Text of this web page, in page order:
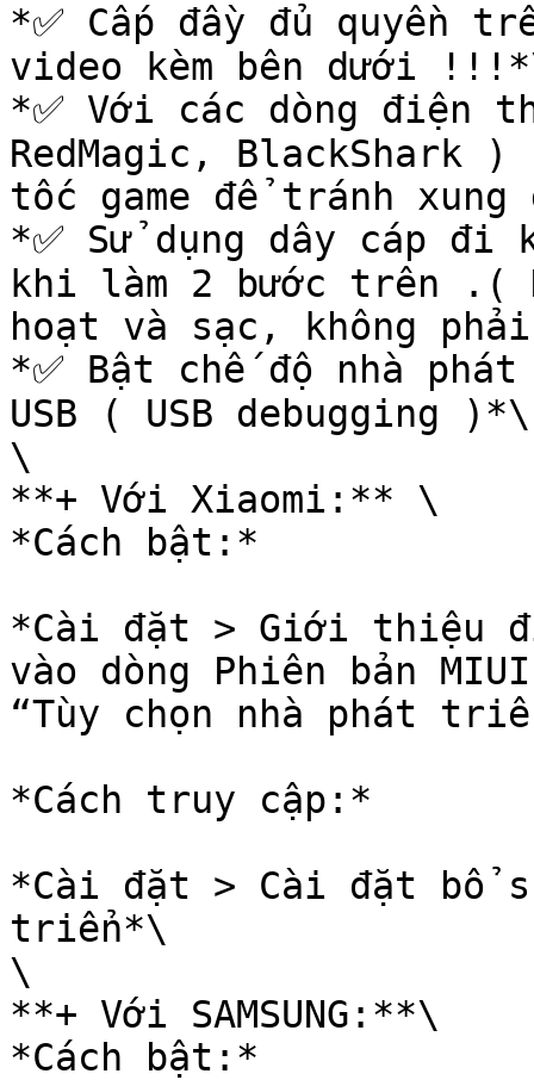
*✅ Cấp đầy đủ quyền
video kèm bên dưới
*✅ Với các dòng điện
RedMagic, BlackShark
tốc game để tránh
*✅ Sử dụng dây cáp đi
khi làm 2 bước trên .(
hoạt và sạc, không
*✅ Bật chế độ nhà
USB ( USB debugging )*\
\
**+ Với Xiaomi:** \
*Cách bật:*
*Cài đặt > Giới thiệu
vào dòng Phiên bản
“Tùy chọn nhà phát
*Cách truy cập:*
*Cài đặt > Cài đặt bổ
triển*\
\
**+ Với SAMSUNG:**\
*Cách bật:*